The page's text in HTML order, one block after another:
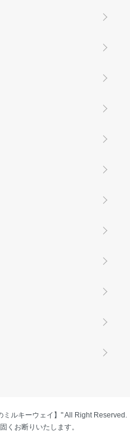
ルキーウェイ】" All Right Reserved.
くお断りいたします。